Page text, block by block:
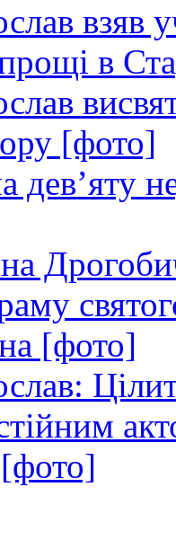
взяв
в
[фото]
дев’яту
[фото]